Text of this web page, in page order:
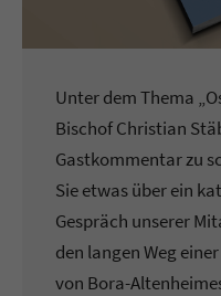
Unter dem Thema
Bischof Christian
Gastkommentar zu
Sie etwas über ein
Gespräch unserer
den langen Weg
von Bora-